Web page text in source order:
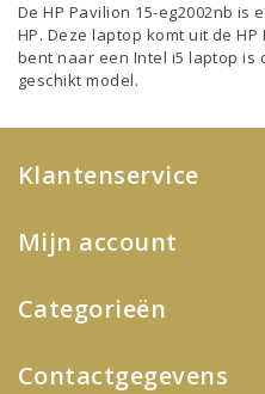
De HP Pavilion 15-eg2002nb is
HP. Deze laptop komt uit deHP
bent naar een Intel i5 laptopis
geschikt model.
Klantenservice
Mijn account
Categorieën
Contactgegevens